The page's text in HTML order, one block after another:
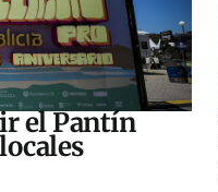
el Pantín